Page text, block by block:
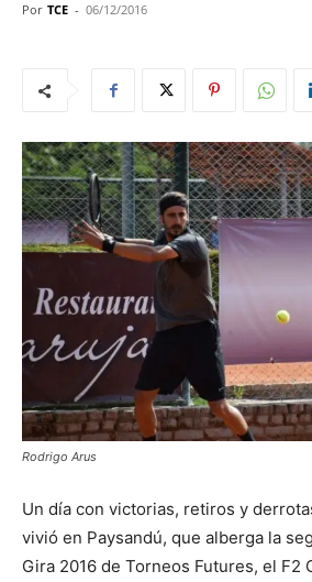
Por TCE - 06/12/2016
Rodrigo Arus
Un día con victorias, retiros y
vivió en Paysandú, que alberga la
Gira 2016 de Torneos Futures, el F2